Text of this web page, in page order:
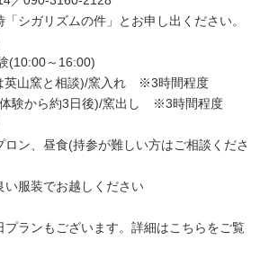
リズムの件」とお申し出ください。
～16:00)
窯と相談)/窯入れ ※3時間程度
ら約3日後)/窯出し ※3時間程度
昼食(持参が難しい方はご相談くださ
でお越しください
ランもございます。詳細はこちらをご覧